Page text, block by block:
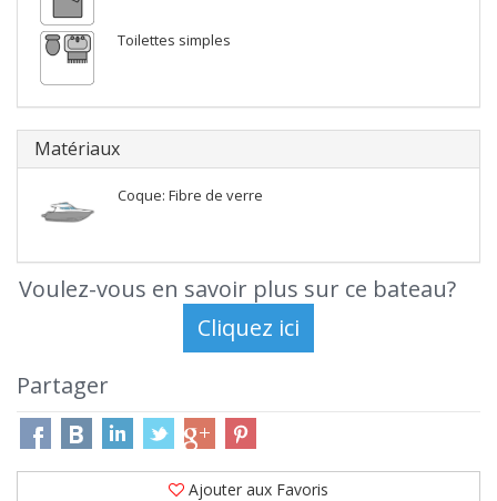
Toilettes simples
Matériaux
Coque: Fibre de verre
Voulez-vous en savoir plus sur ce bateau?
Partager
Ajouter aux Favoris